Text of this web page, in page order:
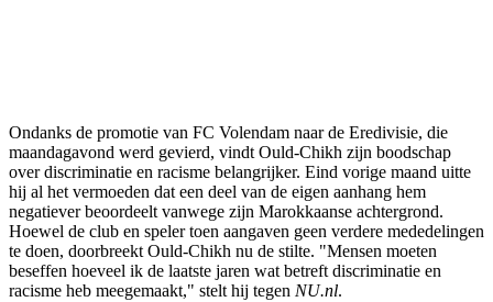
Ondanks de promotie van FC Volendam naar de Eredivisie, die
maandagavond werd gevierd, vindt Ould-Chikh zijn boodschap
over discriminatie en racisme belangrijker. Eind vorige maand uitte
hij al het vermoeden dat een deel van de eigen aanhang hem
negatiever beoordeelt vanwege zijn Marokkaanse achtergrond.
Hoewel de club en speler toen aangaven geen verdere mededelingen
te doen, doorbreekt Ould-Chikh nu de stilte. "Mensen moeten
beseffen hoeveel ik de laatste jaren wat betreft discriminatie en
racisme heb meegemaakt," stelt hij tegen NU.nl.